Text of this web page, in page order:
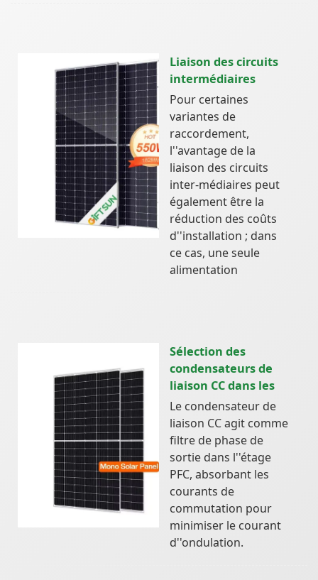
Liaison des circuits
intermédiaires
Pour certaines
variantes de
raccordement,
l''avantage de la
liaison des circuits
inter-médiaires peut
également être la
réduction des coûts
d''installation ; dans
ce cas, une seule
alimentation
Sélection des
condensateurs de
liaison CC dans les
Le condensateur de
liaison CC agit comme
filtre de phase de
sortie dans l''étage
PFC, absorbant les
courants de
commutation pour
minimiser le courant
d''ondulation.